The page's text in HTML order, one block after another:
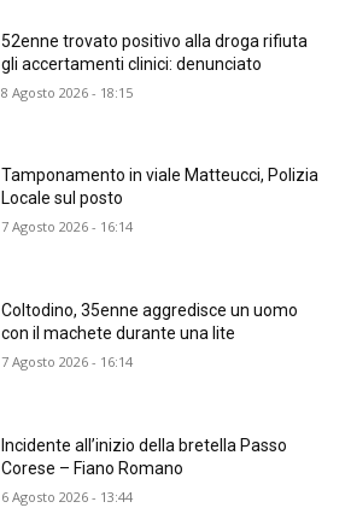
52enne trovato positivo alla droga rifiuta
gli accertamenti clinici: denunciato
8 Agosto 2026 - 18:15
Tamponamento in viale Matteucci, Polizia
Locale sul posto
7 Agosto 2026 - 16:14
Coltodino, 35enne aggredisce un uomo
con il machete durante una lite
7 Agosto 2026 - 16:14
Incidente all’inizio della bretella Passo
Corese – Fiano Romano
6 Agosto 2026 - 13:44